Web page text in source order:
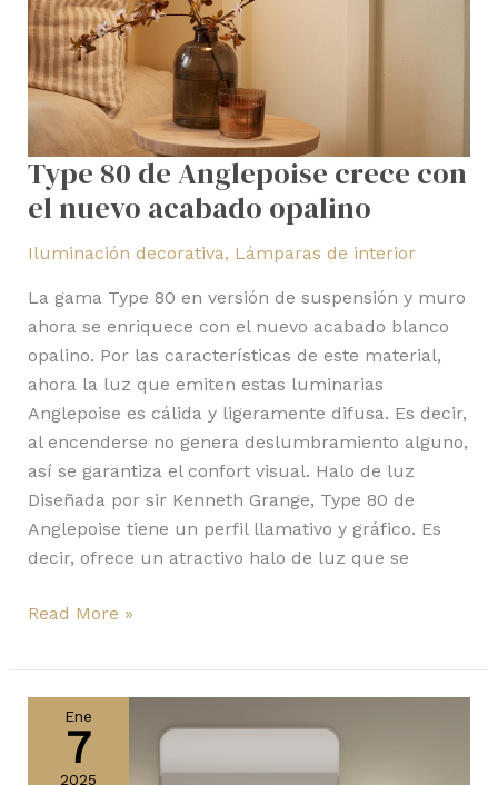
Type 80 de Anglepoise crece con
el nuevo acabado opalino
Iluminación decorativa, Lámparas de interior
La gama Type 80 en versión de suspensión y muro
ahora se enriquece con el nuevo acabado blanco
opalino. Por las características de este material,
ahora la luz que emiten estas luminarias
Anglepoise es cálida y ligeramente difusa. Es decir,
al encenderse no genera deslumbramiento alguno,
así se garantiza el confort visual. Halo de luz
Diseñada por sir Kenneth Grange, Type 80 de
Anglepoise tiene un perfil llamativo y gráfico. Es
decir, ofrece un atractivo halo de luz que se
Read More »
Ene
7
2025
Liberty,
Amas